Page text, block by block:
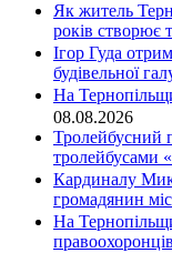
Як житель
років створює
Ігор Гуда
будівельної
На
08.08.2026
Тролейбусний
тролейбусами
Кардиналу
громадянин
На
правоохоронців